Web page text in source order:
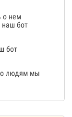
о нем
наш бот
бот
людям мы